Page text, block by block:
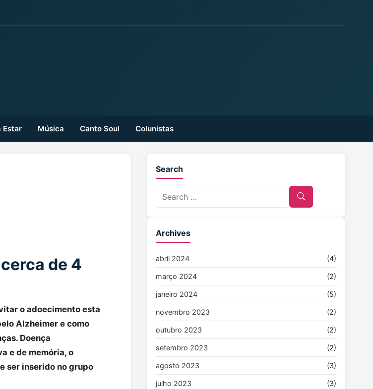
Estar Música Canto Soul Colunistas
de 4
o adoecimento esta
Alzheimer e como
Doença
e de memória, o
ser inserido no grupo
Search
Archives
abril 2024 (4)
março 2024 (2)
janeiro 2024 (5)
novembro 2023 (2)
outubro 2023 (2)
setembro 2023 (2)
agosto 2023 (3)
julho 2023 (3)